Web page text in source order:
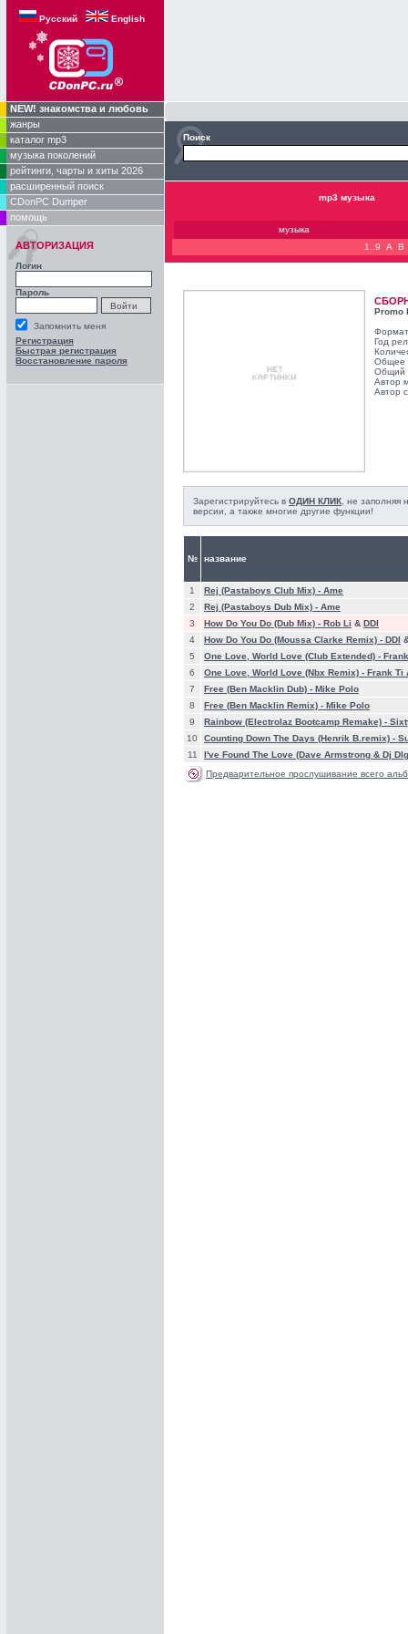
Русский English
NEW! знакомства и любовь
жанры
каталог mp3
музыка поколений
рейтинги, чарты и хиты 2026
расширенный поиск
CDonPC Dumper
помощь
АВТОРИЗАЦИЯ
Логин
Пароль
Запомнить меня
Регистрация
Быстрая регистрация
Восстановление пароля
Поиск
mp3 музыка
музыка
1..9
A B
Promo
Год
Общее
Общий
Автор
Автор
Зарегистрируйтесь в ОДИН КЛИК , не
версии, а также многие другие функции!
№ название
1 Rej (Pastaboys Club Mix) - Ame
2
Rej (Pastaboys Dub Mix) - Ame
3
How Do You Do (Dub Mix) - Rob Li & DDl
4
How Do You Do (Moussa Clarke Remix) - DDl
5
One Love, World Love (Club Extended) -
6
One Love, World Love (Nbx Remix) - Frank Ti
7
Free (Ben Macklin Dub) - Mike Polo
8
Free (Ben Macklin Remix) - Mike Polo
9
Rainbow (Electrolaz Bootcamp Remake) -
10
Counting Down The Days (Henrik B.remix) -
11
I've Found The Love (Dave Armstrong & Dj
Предварительное прослушивание всего